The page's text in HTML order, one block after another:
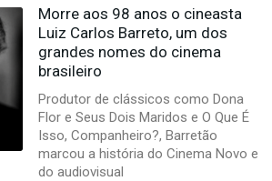
Morre aos 98 anos o cineasta
Luiz Carlos Barreto, um dos
grandes nomes do cinema
brasileiro
Produtor de clássicos como Dona
Flor e Seus Dois Maridos e O Que É
Isso, Companheiro?, Barretão
marcou a história do Cinema Novo e
do audiovisual